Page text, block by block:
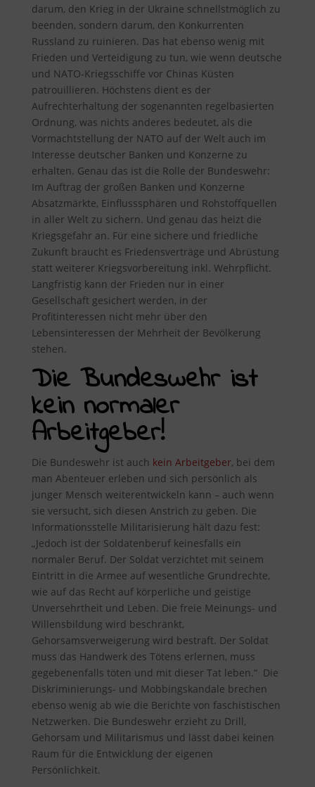
darum, den Krieg in der Ukraine schnellstmöglich zu
beenden, sondern darum, den Konkurrenten
Russland zu ruinieren. Das hat ebenso wenig mit
Frieden und Verteidigung zu tun, wie wenn deutsche
und NATO-Kriegsschiffe vor Chinas Küsten
patrouillieren. Höchstens dient es der
Aufrechterhaltung der sogenannten regelbasierten
Ordnung, was nichts anderes bedeutet, als die
Vormachtstellung der NATO auf der Welt auch im
Interesse deutscher Banken und Konzerne zu
erhalten. Genau das ist die Rolle der Bundeswehr:
Im Auftrag der großen Banken und Konzerne
Absatzmärkte, Einflusssphären und Rohstoffquellen
in aller Welt zu sichern. Und genau das heizt die
Kriegsgefahr an. Für eine sichere und friedliche
Zukunft braucht es Friedensverträge und Abrüstung
statt weiterer Kriegsvorbereitung inkl. Wehrpflicht.
Langfristig kann der Frieden nur in einer
Gesellschaft gesichert werden, in der
Profitinteressen nicht mehr über den
Lebensinteressen der Mehrheit der Bevölkerung
stehen.
Die Bundeswehr ist
kein normaler
Arbeitgeber!
Die Bundeswehr ist auch kein Arbeitgeber, bei dem
man Abenteuer erleben und sich persönlich als
junger Mensch weiterentwickeln kann – auch wenn
sie versucht, sich diesen Anstrich zu geben. Die
Informationsstelle Militarisierung hält dazu fest:
„Jedoch ist der Soldatenberuf keinesfalls ein
normaler Beruf. Der Soldat verzichtet mit seinem
Eintritt in die Armee auf wesentliche Grundrechte,
wie auf das Recht auf körperliche und geistige
Unversehrtheit und Leben. Die freie Meinungs- und
Willensbildung wird beschränkt,
Gehorsamsverweigerung wird bestraft. Der Soldat
muss das Handwerk des Tötens erlernen, muss
gegebenenfalls töten und mit dieser Tat leben.“ Die
Diskriminierungs- und Mobbingskandale brechen
ebenso wenig ab wie die Berichte von faschistischen
Netzwerken. Die Bundeswehr erzieht zu Drill,
Gehorsam und Militarismus und lässt dabei keinen
Raum für die Entwicklung der eigenen
Persönlichkeit.